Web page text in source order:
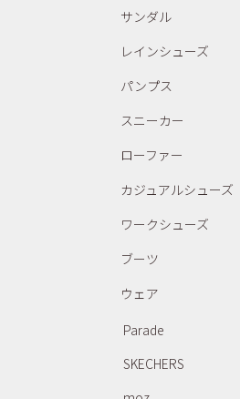
サンダル
レインシューズ
パンプス
スニーカー
ローファー
カジュアルシューズ
ワークシューズ
ブーツ
ウェア
Parade
SKECHERS